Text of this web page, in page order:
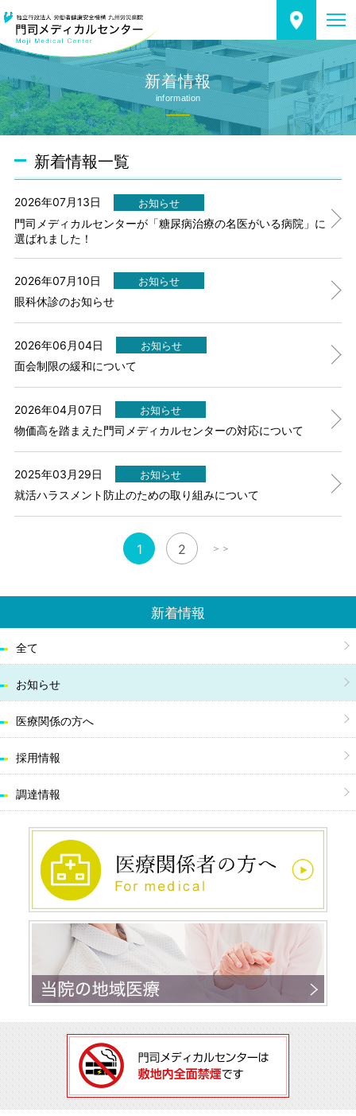
新着情報
information
新着情報一覧
2026年07月13日 お知らせ
門司メディカルセンターが「糖尿病治療の名医がいる病院」に
選ばれました！
2026年07月10日 お知らせ
眼科休診のお知らせ
2026年06月04日 お知らせ
面会制限の緩和について
2026年04月07日 お知らせ
物価高を踏まえた門司メディカルセンターの対応について
2025年03月29日 お知らせ
就活ハラスメント防止のための取り組みについて
1 2
新着情報
全て
お知らせ
医療関係の方へ
採用情報
調達情報